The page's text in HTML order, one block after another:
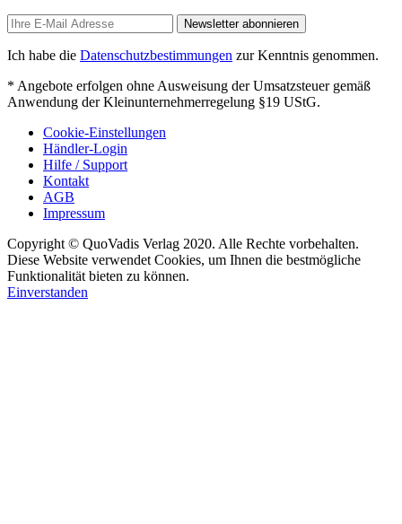
Newsletter abonnieren
Ich habe die Datenschutzbestimmungen zur Kenntnis genommen.
* Angebote erfolgen ohne Ausweisung der Umsatzsteuer gemäß
Anwendung der Kleinunternehmerregelung §19 UStG.
Cookie-Einstellungen
Händler-Login
Hilfe / Support
Kontakt
AGB
Impressum
Copyright © QuoVadis Verlag 2020. Alle Rechte vorbehalten.
Diese Website verwendet Cookies, um Ihnen die bestmögliche
Funktionalität bieten zu können.
Einverstanden